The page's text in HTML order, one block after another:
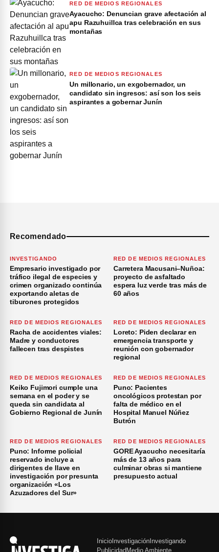
RED DE MEDIOS REGIONALES
Ayacucho: Denuncian grave afectación al
apu Razuhuillca tras celebración en sus
montañas
RED DE MEDIOS REGIONALES
Un millonario, un exgobernador, un
candidato sin ingresos: así son los seis
aspirantes a gobernar Junín
Recomendado
INVESTIGANDO
Empresario investigado por
tráfico ilegal de especies y
crimen organizado continúa
exportando aletas de
tiburones protegidos
RED DE MEDIOS REGIONALES
Carretera Macusani–Nuñoa:
proyecto de asfaltado
espera luz verde tras más de
60 años
RED DE MEDIOS REGIONALES
Racha de accidentes viales:
Madre y conductores
fallecen tras despistes
RED DE MEDIOS REGIONALES
Loreto: Piden declarar en
emergencia transporte y
reunión con gobernador
regional
RED DE MEDIOS REGIONALES
Keiko Fujimori cumple una
semana en el poder y se
queda sin candidata al
Gobierno Regional de Junín
RED DE MEDIOS REGIONALES
Puno: Pacientes
oncológicos protestan por
falta de médico en el
Hospital Manuel Núñez
Butrón
RED DE MEDIOS REGIONALES
Puno: Informe policial
reservado incluye a
dirigentes de Ilave en
investigación por presunta
organización «Los
Azuzadores del Sur»
RED DE MEDIOS REGIONALES
GORE Ayacucho necesitaría
más de 13 años para
culminar obras si mantiene
presupuesto actual
Inicio Investigación Investigando
Publicidad Medio Ambiente